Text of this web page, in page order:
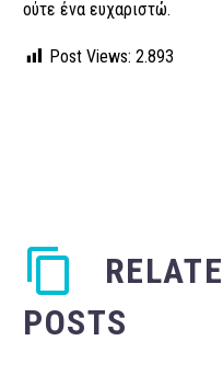
ούτε ένα ευχαριστώ.
Post Views: 2.893
POSTS